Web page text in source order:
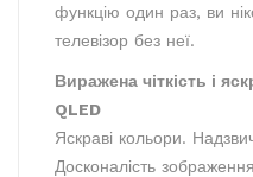
функцію один раз, ви
телевізор без неї.
Виражена чіткість і
QLED
Яскраві кольори.
Досконалість